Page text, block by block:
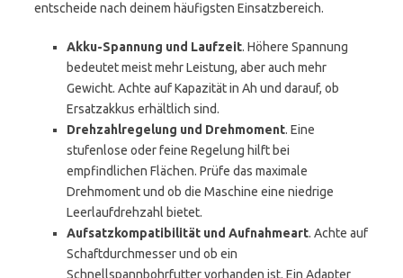
entscheide nach deinem häufigsten Einsatzbereich.
Akku-Spannung und Laufzeit. Höhere Spannung
bedeutet meist mehr Leistung, aber auch mehr
Gewicht. Achte auf Kapazität in Ah und darauf, ob
Ersatzakkus erhältlich sind.
Drehzahlregelung und Drehmoment. Eine
stufenlose oder feine Regelung hilft bei
empfindlichen Flächen. Prüfe das maximale
Drehmoment und ob die Maschine eine niedrige
Leerlaufdrehzahl bietet.
Aufsatzkompatibilität und Aufnahmeart. Achte auf
Schaftdurchmesser und ob ein
Schnellspannbohrfutter vorhanden ist. Ein Adapter